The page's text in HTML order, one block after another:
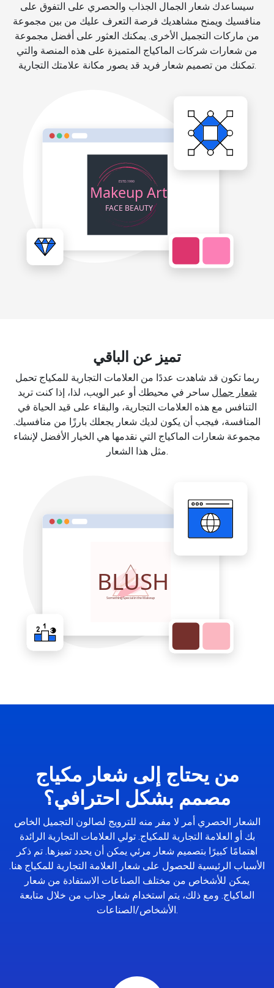
سيساعدك شعار الجمال الجذاب والحصري على التفوق على
منافسيك ويمنح مشاهديك فرصة التعرف عليك من بين مجموعة
من ماركات التجميل الأخرى. يمكنك العثور على أفضل مجموعة
من شعارات شركات الماكياج المتميزة على هذه المنصة والتي
تمكنك من تصميم شعار فريد قد يصور مكانة علامتك التجارية.
تميز عن الباقي
ربما تكون قد شاهدت عددًا من العلامات التجارية للمكياج تحمل
شعار جمال ساحر في محيطك أو عبر الويب، لذا، إذا كنت تريد
التنافس مع هذه العلامات التجارية، والبقاء على قيد الحياة في
المنافسة، فيجب أن يكون لديك شعار يجعلك بارزًا من منافسيك.
مجموعة شعارات الماكياج التي نقدمها هي الخيار الأفضل لإنشاء
مثل هذا الشعار.
من يحتاج إلى شعار مكياج
مصمم بشكل احترافي؟
الشعار الحصري أمر لا مفر منه للترويج لصالون التجميل الخاص
بك أو العلامة التجارية للمكياج. تولي العلامات التجارية الرائدة
اهتمامًا كبيرًا بتصميم شعار مرئي يمكن أن يحدد تميزها. تم ذكر
الأسباب الرئيسية للحصول على شعار العلامة التجارية للمكياج هنا.
يمكن للأشخاص من مختلف الصناعات الاستفادة من شعار
الماكياج. ومع ذلك، يتم استخدام شعار جذاب من خلال متابعة
الأشخاص/الصناعات.